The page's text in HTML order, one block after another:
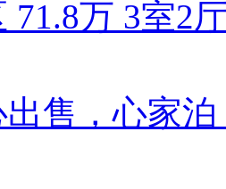
71.8万 3室2
售，心家